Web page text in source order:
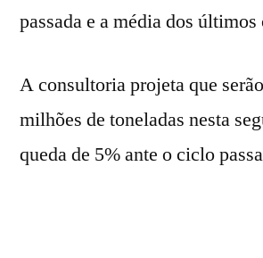
passada e a média dos
A consultoria projeta que
milhões de toneladas nesta
queda de 5% ante o ciclo